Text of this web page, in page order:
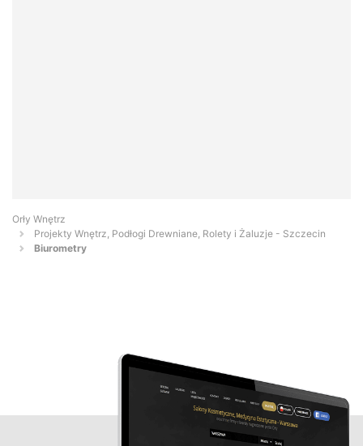
Orły Wnętrz
Projekty Wnętrz, Podłogi Drewniane, Rolety i Żaluzje - Szczecin
Biurometry